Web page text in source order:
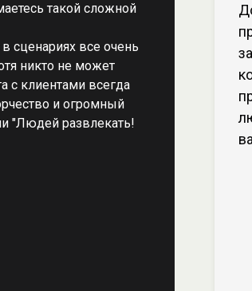
такой сложной
сценариях все очень
никто не может
с клиентами всегда
и огромный
"Людей развлекать!